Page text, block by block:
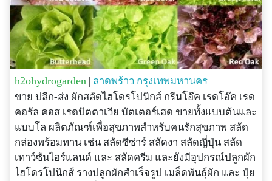
h2ohydrogarden | ลาดพร้าว กรุงเทพมหานคร
ขาย ปลีก-ส่ง ผักสลัดไฮโดรโปนิกส์ กรีนโอ๊ค เรดโอ๊ค เรด
คอรัล คอส เรดปัตตาเวีย บัตเตอร์เฮด ขายทั้งแบบต้นและ
แบบโล ผลิตภัณฑ์เพื่อสุขภาพสำหรับคนรักสุขภาพ สลัด
กล่องพร้อมทาน เช่น สลัดซีซ่าร์ สลัดงา สลัดญี่ปุ่น สลัด
เทาว์ซันไอร์แลนด์ และ สลัดครีม และยังมีอุปกรณ์ปลูกผัก
ไฮโดรโปนิกส์ รางปลูกผักสำเร็จรูป เมล็ดพันธุ์ผัก และ ปุ๋ย